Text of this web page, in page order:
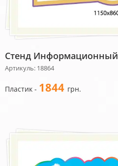
Стенд Информационный
Артикуль: 18864
Пластик - 1844 грн.